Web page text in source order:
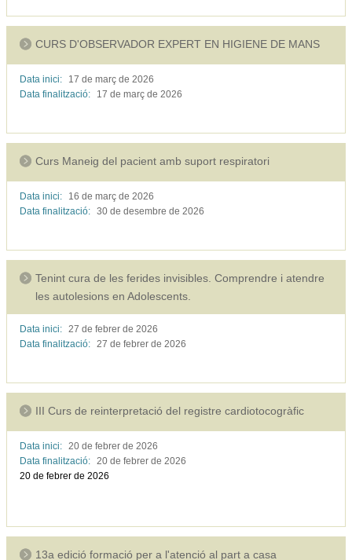
CURS D'OBSERVADOR EXPERT EN HIGIENE DE MANS
Data inici: 17 de març de 2026
Data finalització:
17 de març de 2026
Curs Maneig del pacient amb suport respiratori
Data inici: 16 de març de 2026
Data finalització: 30 de desembre de 2026
Tenint cura de les ferides invisibles. Comprendre i atendre
les autolesions en Adolescents.
Data inici: 27 de febrer de 2026
Data finalització: 27 de febrer de 2026
III Curs de reinterpretació del registre cardiotocogràfic
Data inici: 20 de febrer de 2026
Data finalització: 20 de febrer de 2026
20 de febrer de 2026
13a edició formació per a l'atenció al part a casa